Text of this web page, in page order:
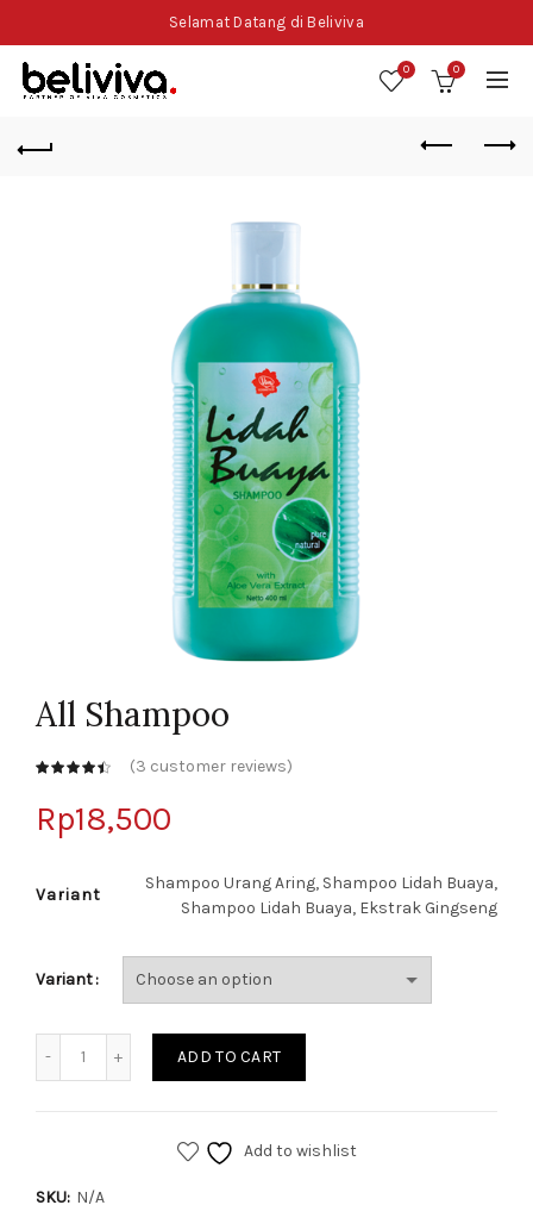
Selamat Datang di Beliviva
0 0
All Shampoo
(3 customer reviews)
Rp18,500
Variant
Shampoo Urang Aring, Shampoo Lidah Buaya,
Shampoo Lidah Buaya, Ekstrak Gingseng
Variant
Quantity
ADD TO CART
Add to wishlist
SKU: N/A